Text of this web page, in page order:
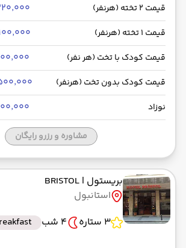
قیمت 2 تخته (هرنفر)
قیمت 1 تخته (هرنفر)
قیمت کودک با تخت (هر نفر)
قیمت کودک بدون تخت (هرنفر)
نوزاد
مشاوره و رزرو رایگان
بریستول | BRISTOL
استانبول
3 ستاره
4 شب